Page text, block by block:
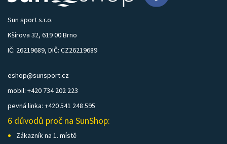
Sun sport s.r.o.
Kšírova 32, 619 00 Brno
IČ: 26219689, DIČ: CZ26219689
eshop@sunsport.cz
mobil: +420 734 202 223
pevná linka: +420 541 248 595
6 důvodů proč na SunShop:
Zákazník na 1. místě